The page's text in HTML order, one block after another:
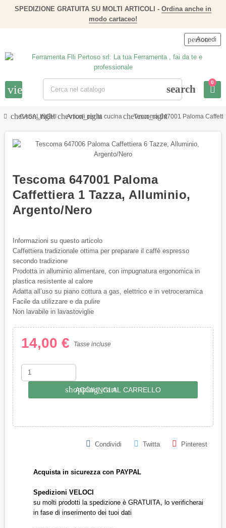
SPEDIZIONE GRATUITA SU MOLTI ARTICOLI - Ordina anche in
modo cartaceo!
view_headline search
person
Accedi
0
chevron_right
CASALINGHI chevron_right
Articoli per la cucinachevron_right
Tescoma 647001 Paloma
Tescoma 647001 Paloma
Caffettiera 1 Tazza, Alluminio,
Argento/Nero
Informazioni su questo articolo
Caffettiera tradizionale ottima per preparare il caffè espresso
secondo tradizione
Prodotta in alluminio alimentare, con impugnatura ergonomica in
plastica resistente al calore
Adatta all’uso su piano cottura a gas, elettrico e in vetroceramica
Facile da utilizzare e da pulire
Non lavabile in lavastoviglie
14,00 € Tasse incluse
shopping_cart
AGGIUNGI AL CARRELLO
Condividi Twitta Pinterest
Acquista in sicurezza con PAYPAL
Spedizioni VELOCI
su molti prodotti la spedizione è GRATUITA, lo verificherai
in fase di inserimento dei tuoi dati